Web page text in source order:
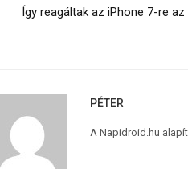
Így reagáltak az iPhone 7-re
PÉTER
A Napidroid.hu